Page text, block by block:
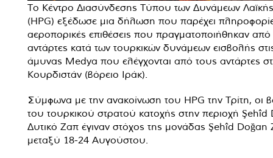
Το Κέντρο Διασύνδεσης Τύπου των Δυνάμεων
(HPG) εξέδωσε μια δήλωση που παρέχει
αεροπορικές επιθέσεις που πραγματοποιήθηκαν
αντάρτες κατά των τουρκικών δυνάμεων εισβολής
άμυνας Medya που ελέγχονται από τους αντάρτες
Κουρδιστάν (βόρειο Ιράκ).
Σύμφωνα με την ανακοίνωση του HPG την Τρίτη, οι
του τουρκικού στρατού κατοχής στην περιοχή Şehîd
Δυτικό Ζαπ έγιναν στόχος της μονάδας Şehîd
μεταξύ 18-24 Αυγούστου.